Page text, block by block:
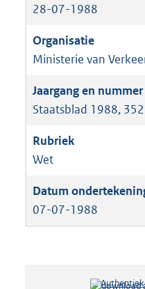
28-07-1988
Ministerie van
Staatsblad 1988, 352
Wet
07-07-1988